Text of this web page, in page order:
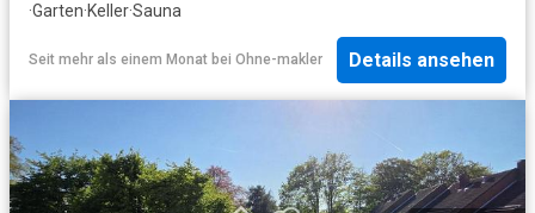
·Garten·Keller·Sauna
Seit mehr als einem Monat bei Ohne-makler Details ansehen